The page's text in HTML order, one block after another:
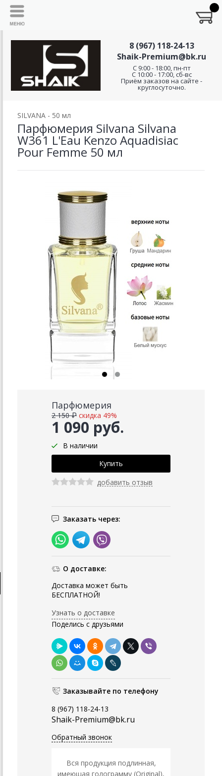
8 (967) 118-24-13
Shaik-Premium@bk.ru
C 9:00 - 18:00, пн-пт
С 10:00 - 17:00, сб-вс
Приём заказов на сайте -
круглосуточно.
SILVANA - 50 мл
Парфюмерия Silvana Silvana
W361 L'Eau Kenzo Aquadisiac
Pour Femme 50 мл
Парфюмерия
1 090 руб.
2 150 ₽ скидка 49%
В наличии
добавить отзыв
Заказать через:
О доставке:
Доставка может быть
БЕСПЛАТНОЙ!
Узнать о доставке
Поделись с друзьями
Заказывайте по телефону
8 (967) 118-24-13
Shaik-Premium@bk.ru
Обратный звонок
Вся продукция подлинная,
имеющая голограмму (Original),